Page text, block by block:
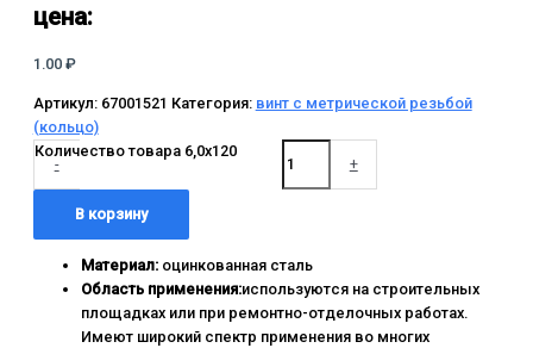
цена:
1.00 ₽
Артикул: 67001521 Категория: винт c метрической резьбой
(кольцо)
-
Количество товара 6,0x120
+
В корзину
Материал:оцинкованная сталь
Область применения:используются на строительных
площадках или при ремонтно-отделочных работах.
Имеют широкий спектр применения во многих